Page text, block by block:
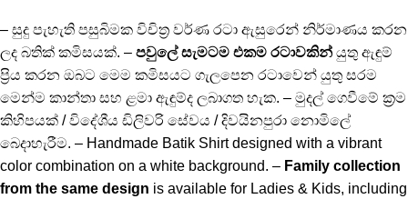
– සුදු පැහැති පසුබිමක විචිත්‍ර වර්ණ රටා ඇසුරෙන් නිර්මාණය කරන
ලද බතික් කමිසයක්. – පවුලේ සැමටම එකම රටාවකින් යුතු ඇඳුම්
ප්‍රිය කරන ඔබට මෙම කමිසයට ගැලපෙන රටාවෙන් යුතු සරම
මෙන්ම කාන්තා සහ ළමා ඇඳුම්ද ලබාගත හැක. – මුදල් ගෙවීමේ ක්‍රම
කිහිපයක් / විදේශීය ඩිලිවරි සේවය / දිවයිනපුරා නොමිලේ
බෙදාහැරීම. – Handmade Batik Shirt designed with a vibrant
color combination on a white background. – Family collection
from the same design is available for Ladies & Kids, including